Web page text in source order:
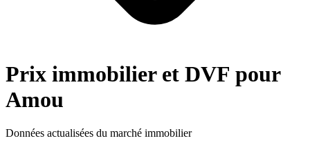
Prix immobilier et DVF pour
Amou
Données actualisées du marché immobilier